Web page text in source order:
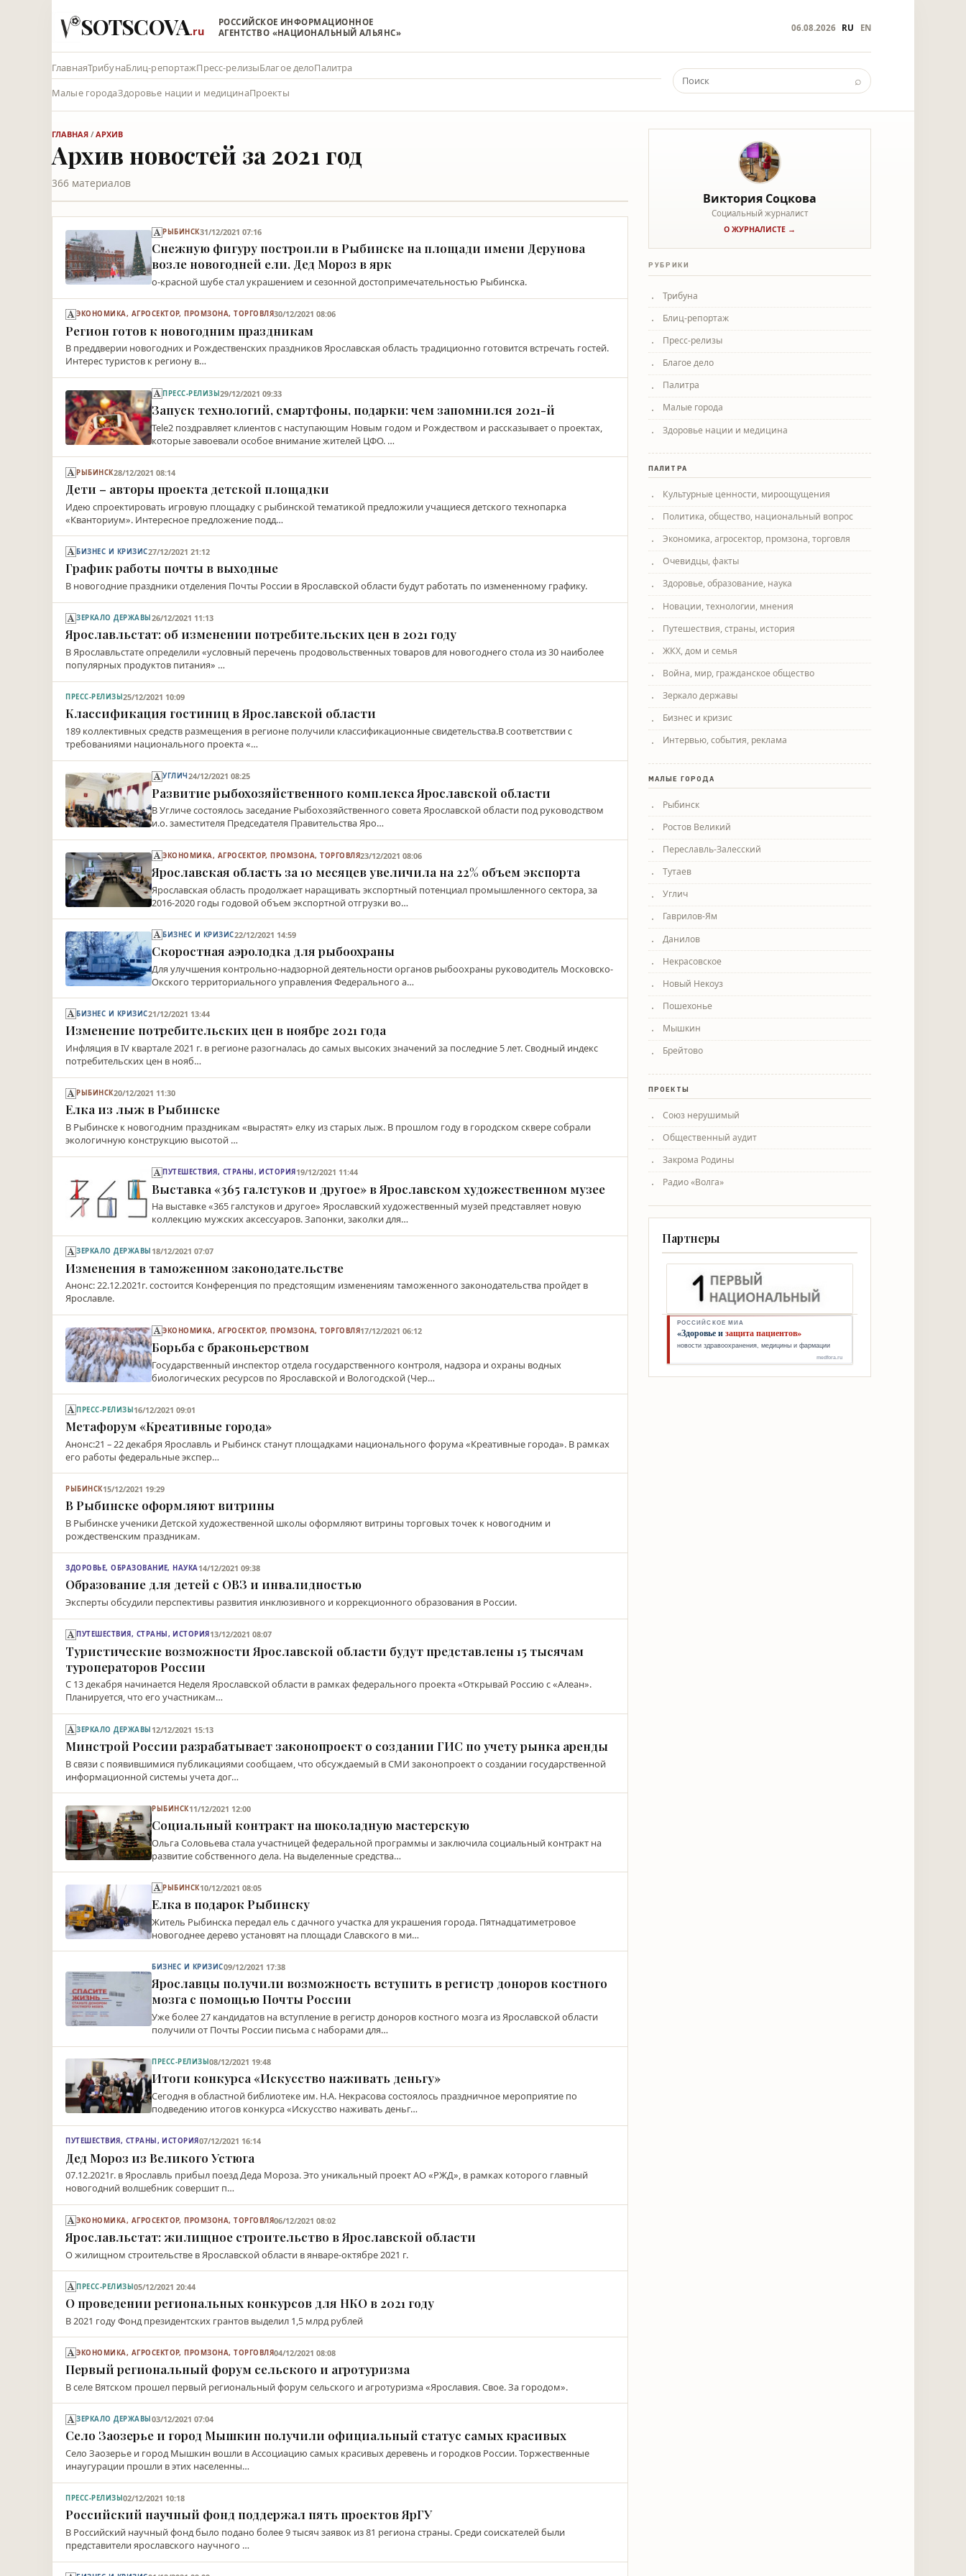
SOTSCOVA.ru
РОССИЙСКОЕ ИНФОРМАЦИОННОЕ
АГЕНТСТВО «НАЦИОНАЛЬНЫЙ АЛЬЯНС»
06.08.2026 RU EN
ГлавнаяТрибунаБлиц-репортажПресс-релизыБлагое делоПалитра
Малые городаЗдоровье нации и медицинаПроекты
⌕
ГЛАВНАЯ /АРХИВ
Архив новостей за 2021 год
366 материалов
РЫБИНСК31/12/2021 07:16
Снежную фигуру построили в Рыбинске на площади имени Дерунова
возле новогодней ели. Дед Мороз в ярк
о-красной шубе стал украшением и сезонной достопримечательностью Рыбинска.
ЭКОНОМИКА, АГРОСЕКТОР, ПРОМЗОНА, ТОРГОВЛЯ30/12/2021 08:06
Регион готов к новогодним праздникам
В преддверии новогодних и Рождественских праздников Ярославская область традиционно готовится встречать гостей.
Интерес туристов к региону в…
ПРЕСС-РЕЛИЗЫ29/12/2021 09:33
Запуск технологий, смартфоны, подарки: чем запомнился 2021-й
Tele2 поздравляет клиентов с наступающим Новым годом и Рождеством и рассказывает о проектах,
которые завоевали особое внимание жителей ЦФО. …
РЫБИНСК28/12/2021 08:14
Дети – авторы проекта детской площадки
Идею спроектировать игровую площадку с рыбинской тематикой предложили учащиеся детского технопарка
«Кванториум». Интересное предложение подд…
БИЗНЕС И КРИЗИС27/12/2021 21:12
График работы почты в выходные
В новогодние праздники отделения Почты России в Ярославской области будут работать по измененному графику.
ЗЕРКАЛО ДЕРЖАВЫ 26/12/2021 11:13
Ярославльстат: об изменении потребительских цен в 2021 году
В Ярославльстате определили «условный перечень продовольственных товаров для новогоднего стола из 30 наиболее
популярных продуктов питания» …
ПРЕСС-РЕЛИЗЫ25/12/2021 10:09
Классификация гостиниц в Ярославской области
189 коллективных средств размещения в регионе получили классификационные свидетельства.В соответствии с
требованиями национального проекта «…
УГЛИЧ 24/12/2021 08:25
Развитие рыбохозяйственного комплекса Ярославской области
В Угличе состоялось заседание Рыбохозяйственного совета Ярославской области под руководством
и.о. заместителя Председателя Правительства Яро…
ЭКОНОМИКА, АГРОСЕКТОР, ПРОМЗОНА, ТОРГОВЛЯ23/12/2021 08:06
Ярославская область за 10 месяцев увеличила на 22% объем экспорта
Ярославская область продолжает наращивать экспортный потенциал промышленного сектора, за
2016-2020 годы годовой объем экспортной отгрузки во…
БИЗНЕС И КРИЗИС22/12/2021 14:59
Скоростная аэролодка для рыбоохраны
Для улучшения контрольно-надзорной деятельности органов рыбоохраны руководитель Московско-
Окского территориального управления Федерального а…
БИЗНЕС И КРИЗИС21/12/2021 13:44
Изменение потребительских цен в ноябре 2021 года
Инфляция в IV квартале 2021 г. в регионе разогналась до самых высоких значений за последние 5 лет. Сводный индекс
потребительских цен в нояб…
РЫБИНСК20/12/2021 11:30
Елка из лыж в Рыбинске
В Рыбинске к новогодним праздникам «вырастят» елку из старых лыж. В прошлом году в городском сквере собрали
экологичную конструкцию высотой …
ПУТЕШЕСТВИЯ, СТРАНЫ, ИСТОРИЯ 19/12/2021 11:44
Выставка «365 галстуков и другое» в Ярославском художественном музее
На выставке «365 галстуков и другое» Ярославский художественный музей представляет новую
коллекцию мужских аксессуаров. Запонки, заколки для…
ЗЕРКАЛО ДЕРЖАВЫ 18/12/2021 07:07
Изменения в таможенном законодательстве
Анонс: 22.12.2021г. состоится Конференция по предстоящим изменениям таможенного законодательства пройдет в
Ярославле.
ЭКОНОМИКА, АГРОСЕКТОР, ПРОМЗОНА, ТОРГОВЛЯ17/12/2021 06:12
Борьба с браконьерством
Государственный инспектор отдела государственного контроля, надзора и охраны водных
биологических ресурсов по Ярославской и Вологодской (Чер…
ПРЕСС-РЕЛИЗЫ16/12/2021 09:01
Метафорум «Креативные города»
Анонс:21 – 22 декабря Ярославль и Рыбинск станут площадками национального форума «Креативные города». В рамках
его работы федеральные экспер…
РЫБИНСК15/12/2021 19:29
В Рыбинске оформляют витрины
В Рыбинске ученики Детской художественной школы оформляют витрины торговых точек к новогодним и
рождественским праздникам.
ЗДОРОВЬЕ, ОБРАЗОВАНИЕ, НАУКА14/12/2021 09:38
Образование для детей с ОВЗ и инвалидностью
Эксперты обсудили перспективы развития инклюзивного и коррекционного образования в России.
ПУТЕШЕСТВИЯ, СТРАНЫ, ИСТОРИЯ 13/12/2021 08:07
Туристические возможности Ярославской области будут представлены 15 тысячам
туроператоров России
С 13 декабря начинается Неделя Ярославской области в рамках федерального проекта «Открывай Россию с «Алеан».
Планируется, что его участникам…
ЗЕРКАЛО ДЕРЖАВЫ 12/12/2021 15:13
Минстрой России разрабатывает законопроект о создании ГИС по учету рынка аренды
В связи с появившимися публикациями сообщаем, что обсуждаемый в СМИ законопроект о создании государственной
информационной системы учета дог…
РЫБИНСК11/12/2021 12:00
Социальный контракт на шоколадную мастерскую
Ольга Соловьева стала участницей федеральной программы и заключила социальный контракт на
развитие собственного дела. На выделенные средства…
РЫБИНСК10/12/2021 08:05
Елка в подарок Рыбинску
Житель Рыбинска передал ель с дачного участка для украшения города. Пятнадцатиметровое
новогоднее дерево установят на площади Славского в ми…
БИЗНЕС И КРИЗИС09/12/2021 17:38
Ярославцы получили возможность вступить в регистр доноров костного
мозга с помощью Почты России
Уже более 27 кандидатов на вступление в регистр доноров костного мозга из Ярославской области
получили от Почты России письма с наборами для…
ПРЕСС-РЕЛИЗЫ08/12/2021 19:48
Итоги конкурса «Искусство наживать деньгу»
Сегодня в областной библиотеке им. Н.А. Некрасова состоялось праздничное мероприятие по
подведению итогов конкурса «Искусство наживать деньг…
ПУТЕШЕСТВИЯ, СТРАНЫ, ИСТОРИЯ 07/12/2021 16:14
Дед Мороз из Великого Устюга
07.12.2021г. в Ярославль прибыл поезд Деда Мороза. Это уникальный проект АО «РЖД», в рамках которого главный
новогодний волшебник совершит п…
ЭКОНОМИКА, АГРОСЕКТОР, ПРОМЗОНА, ТОРГОВЛЯ06/12/2021 08:02
Ярославльстат: жилищное строительство в Ярославской области
О жилищном строительстве в Ярославской области в январе-октябре 2021 г.
ПРЕСС-РЕЛИЗЫ05/12/2021 20:44
О проведении региональных конкурсов для НКО в 2021 году
В 2021 году Фонд президентских грантов выделил 1,5 млрд рублей
ЭКОНОМИКА, АГРОСЕКТОР, ПРОМЗОНА, ТОРГОВЛЯ04/12/2021 08:08
Первый региональный форум сельского и агротуризма
В селе Вятском прошел первый региональный форум сельского и агротуризма «Ярославия. Свое. За городом».
ЗЕРКАЛО ДЕРЖАВЫ 03/12/2021 07:04
Село Заозерье и город Мышкин получили официальный статус самых красивых
Село Заозерье и город Мышкин вошли в Ассоциацию самых красивых деревень и городков России. Торжественные
инаугурации прошли в этих населенны…
ПРЕСС-РЕЛИЗЫ02/12/2021 10:18
Российский научный фонд поддержал пять проектов ЯрГУ
В Российский научный фонд было подано более 9 тысяч заявок из 81 региона страны. Среди соискателей были
представители ярославского научного …
Виктория Соцкова
Социальный журналист
О ЖУРНАЛИСТЕ →
РУБРИКИ
Трибуна
Блиц-репортаж
Пресс-релизы
Благое дело
Палитра
Малые города
Здоровье нации и медицина
ПАЛИТРА
Культурные ценности, мироощущения
Политика, общество, национальный вопрос
Экономика, агросектор, промзона, торговля
Очевидцы, факты
Здоровье, образование, наука
Новации, технологии, мнения
Путешествия, страны, история
ЖКХ, дом и семья
Война, мир, гражданское общество
Зеркало державы
Бизнес и кризис
Интервью, события, реклама
МАЛЫЕ ГОРОДА
Рыбинск
Ростов Великий
Переславль-Залесский
Тутаев
Углич
Гаврилов-Ям
Данилов
Некрасовское
Новый Некоуз
Пошехонье
Мышкин
Брейтово
ПРОЕКТЫ
Союз нерушимый
Общественный аудит
Закрома Родины
Радио «Волга»
Партнеры